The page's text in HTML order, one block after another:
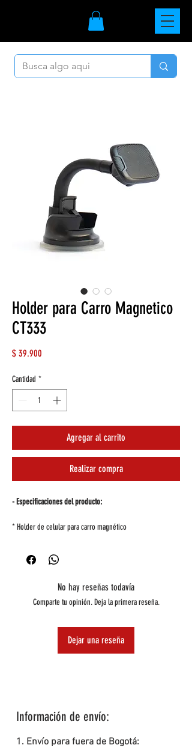
Holder para Carro Magnetico
CT333
$ 39.900
Cantidad *
Agregar al carrito
Realizar compra
- Especificaciones del producto:
* Holder de celular para carro magnético
* Es compatible concualquier tipo de celular
* Puedes usar el holderen el tablero del carro yen el
* Usa el celular de formahorizontal o vertical
No hay reseñas todavía
Comparte tu opinión. Deja la primera reseña.
Dejar una reseña
Información de envío:
1. Envío para fuera de Bogotá: